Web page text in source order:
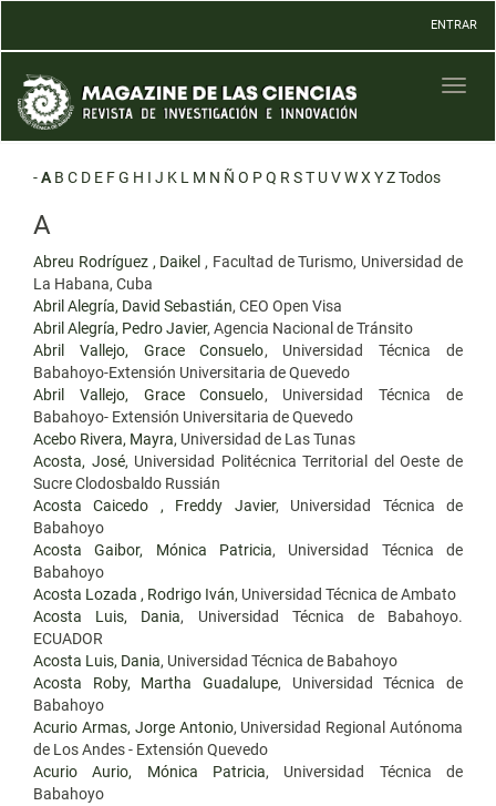
Contenido
principal
Barra
lateral
ENTRAR
-A B C D E FG H I J K L M N Ñ O PQ R ST UVWX YZTodos
A
Abreu Rodríguez , Daikel , Facultad de Turismo, Universidad de
La Habana, Cuba
Abril Alegría, David Sebastián, CEO Open Visa
Abril Alegría, Pedro Javier, Agencia Nacional de Tránsito
Abril Vallejo, Grace Consuelo, Universidad Técnica de
Babahoyo-Extensión Universitaria de Quevedo
Abril Vallejo, Grace Consuelo, Universidad Técnica de
Babahoyo- Extensión Universitaria de Quevedo
Acebo Rivera, Mayra, Universidad de Las Tunas
Acosta, José, Universidad Politécnica Territorial del Oeste de
Sucre Clodosbaldo Russián
Acosta Caicedo , Freddy Javier, Universidad Técnica de
Babahoyo
Acosta Gaibor, Mónica Patricia, Universidad Técnica de
Babahoyo
Acosta Lozada , Rodrigo Iván, Universidad Técnica de Ambato
Acosta Luis, Dania, Universidad Técnica de Babahoyo.
ECUADOR
Acosta Luis, Dania, Universidad Técnica de Babahoyo
Acosta Roby, Martha Guadalupe, Universidad Técnica de
Babahoyo
Acurio Armas, Jorge Antonio, Universidad Regional Autónoma
de Los Andes - Extensión Quevedo
Acurio Aurio, Mónica Patricia, Universidad Técnica de
Babahoyo